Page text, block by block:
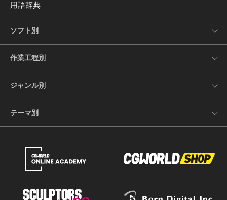
用語辞典
ソフト別
作業工程別
ジャンル別
テーマ別